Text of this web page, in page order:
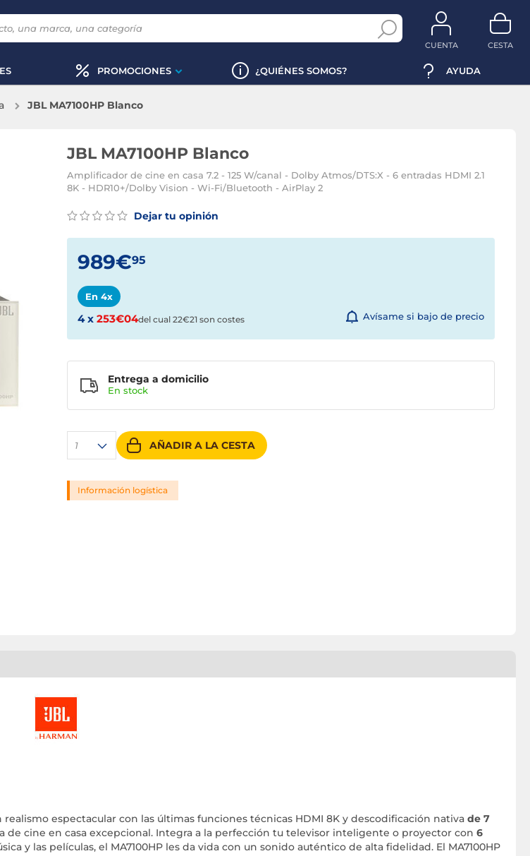
CUENTA CESTA
PROMOCIONES ¿QUIÉNES SOMOS? AYUDA
JBL MA7100HP Blanco
JBL MA7100HP Blanco
Amplificador de cine en casa 7.2 - 125 W/canal - Dolby Atmos/DTS:X - 6 entradas HDMI 2.1
8K - HDR10+/Dolby Vision - Wi-Fi/Bluetooth - AirPlay 2
Dejar tu opinión
989€95
En 4x
4 x 253€04del cual 22€21 son costes Avísame si bajo de precio
1 AÑADIR A LA CESTA
Entrega a domicilio
En stock
Información logística
realismo espectacular con las últimas funciones técnicas HDMI 8K y descodificación nativa de 7
de cine en casa excepcional. Integra a la perfección tu televisor inteligente o proyector con 6
y las películas, el MA7100HP les da vida con un sonido auténtico de alta fidelidad. El MA7100HP